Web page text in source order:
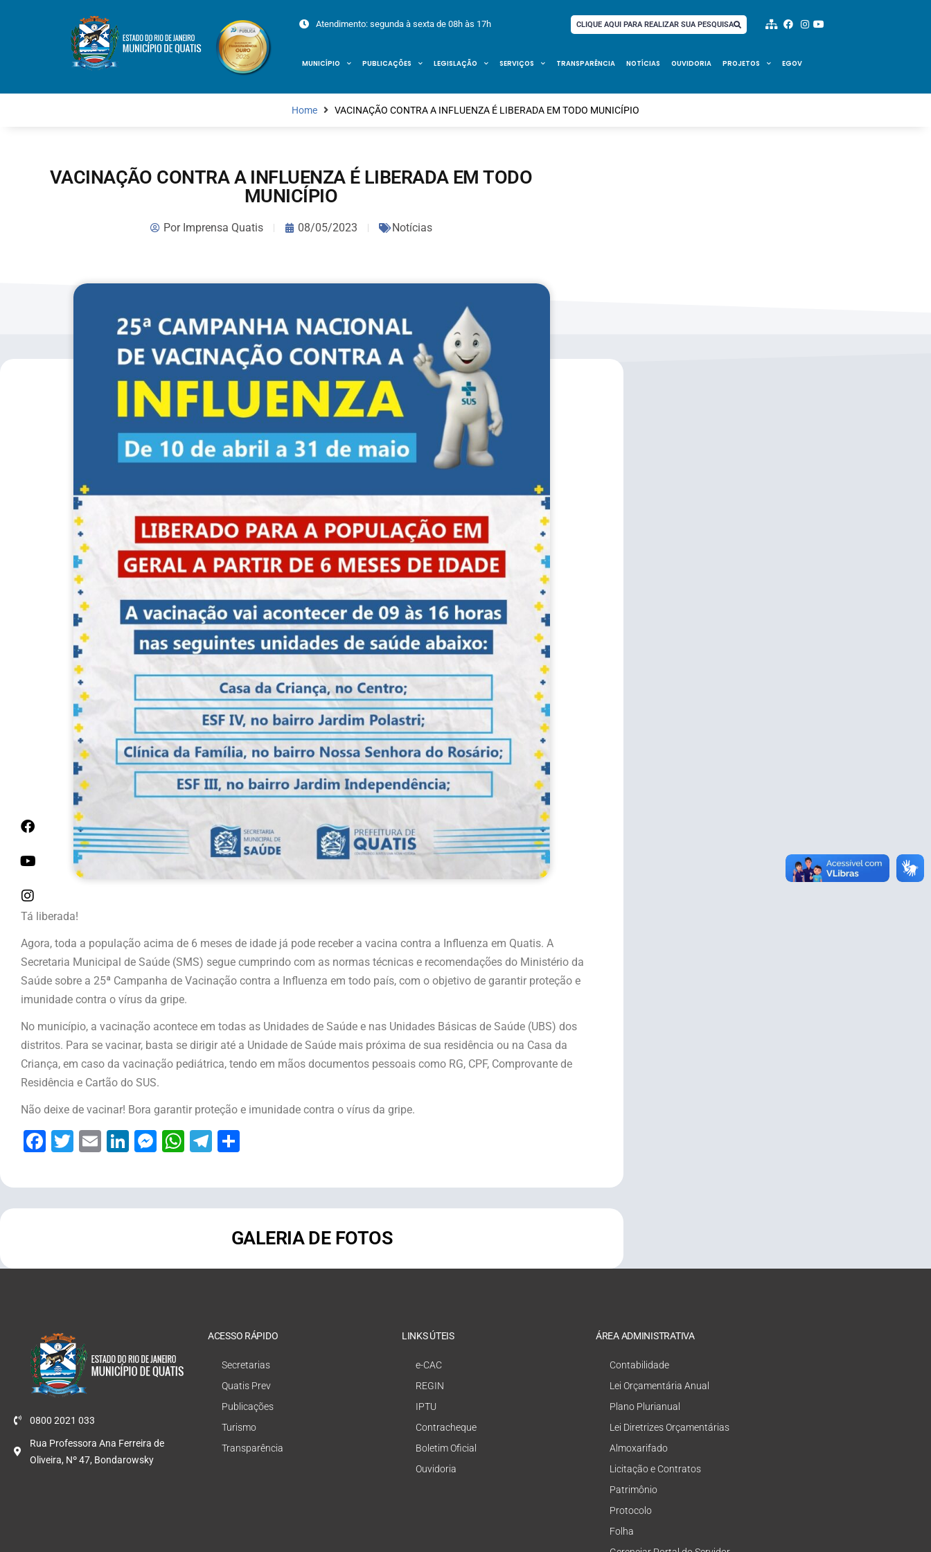
Atendimento: segunda à sexta de 08h às 17h CLIQUE AQUI PARA REALIZAR SUA PESQUISA
MUNICÍPIO PUBLICAÇÕES LEGISLAÇÃO SERVIÇOS TRANSPARÊNCIA NOTÍCIAS OUVIDORIA PROJETOS EGOV
Home VACINAÇÃO CONTRA A INFLUENZA É LIBERADA EM TODO MUNICÍPIO
VACINAÇÃO CONTRA A INFLUENZA É LIBERADA EM TODO
MUNICÍPIO
PorImprensa Quatis 08/05/2023 Notícias
Tá liberada!
Agora, toda a população acima de 6 meses de idade já pode receber a vacina contra a Influenza em Quatis. A
Secretaria Municipal de Saúde (SMS) segue cumprindo com as normas técnicas e recomendações do Ministério da
Saúde sobre a 25ª Campanha de Vacinação contra a Influenza em todo país, com o objetivo de garantir proteção e
imunidade contra o vírus da gripe.
No município, a vacinação acontece em todas as Unidades de Saúde e nas Unidades Básicas de Saúde (UBS) dos
distritos. Para se vacinar, basta se dirigir até a Unidade de Saúde mais próxima de sua residência ou na Casa da
Criança, em caso da vacinação pediátrica, tendo em mãos documentos pessoais como RG, CPF, Comprovante de
Residência e Cartão do SUS.
Não deixe de vacinar! Bora garantir proteção e imunidade contra o vírus da gripe.
Facebook
Twitter
EmailLinkedIn
Messenger
WhatsApp
Telegram
GALERIA DE FOTOS
0800 2021 033
Rua Professora Ana Ferreira de
Oliveira, Nº 47, Bondarowsky
ACESSO RÁPIDO
Secretarias
Quatis Prev
Publicações
Turismo
Transparência
LINKS ÚTEIS
e-CAC
REGIN
IPTU
Contracheque
Boletim Oficial
Ouvidoria
ÁREA ADMINISTRATIVA
Contabilidade
Lei Orçamentária Anual
Plano Plurianual
Lei Diretrizes Orçamentárias
Almoxarifado
Licitação e Contratos
Patrimônio
Protocolo
Folha